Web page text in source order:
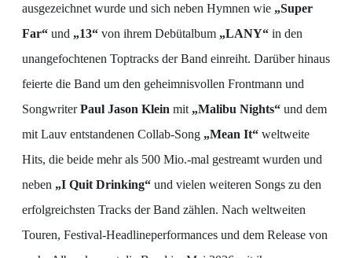
ausgezeichnet wurde und sich neben Hymnen wie „Super
Far“ und „13“ von ihrem Debütalbum „LANY“ in den
unangefochtenen Toptracks der Band einreiht. Darüber hinaus
feierte die Band um den geheimnisvollen Frontmann und
SongwriterPaul Jason Klein mit „Malibu Nights“ und dem
mit Lauv entstandenen Collab-Song „Mean It“ weltweite
Hits, die beide mehr als 500 Mio.-mal gestreamt wurden und
neben „I Quit Drinking“ und vielen weiteren Songs zu den
erfolgreichsten Tracks der Band zählen. Nach weltweiten
Touren, Festival-Headlineperformances und dem Release von